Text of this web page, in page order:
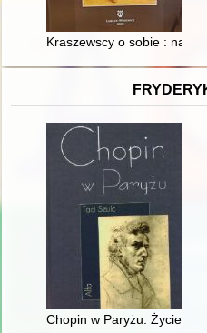
Kraszewscy o sobie : na
Chopin w Paryżu. Życie i